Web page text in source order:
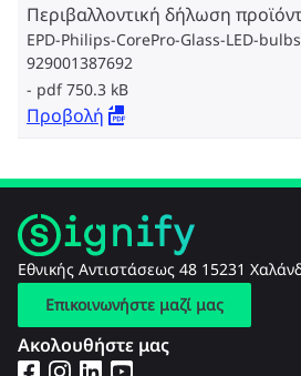
Περιβαλλοντική δήλωση
EPD-Philips-CorePro-Glass-LED-
929001387692
pdf 750.3 kB
Προβολή
Εθνικής Αντιστάσεως 48 15231
Επικοινωνήστε μαζί μας
Ακολουθήστε μας